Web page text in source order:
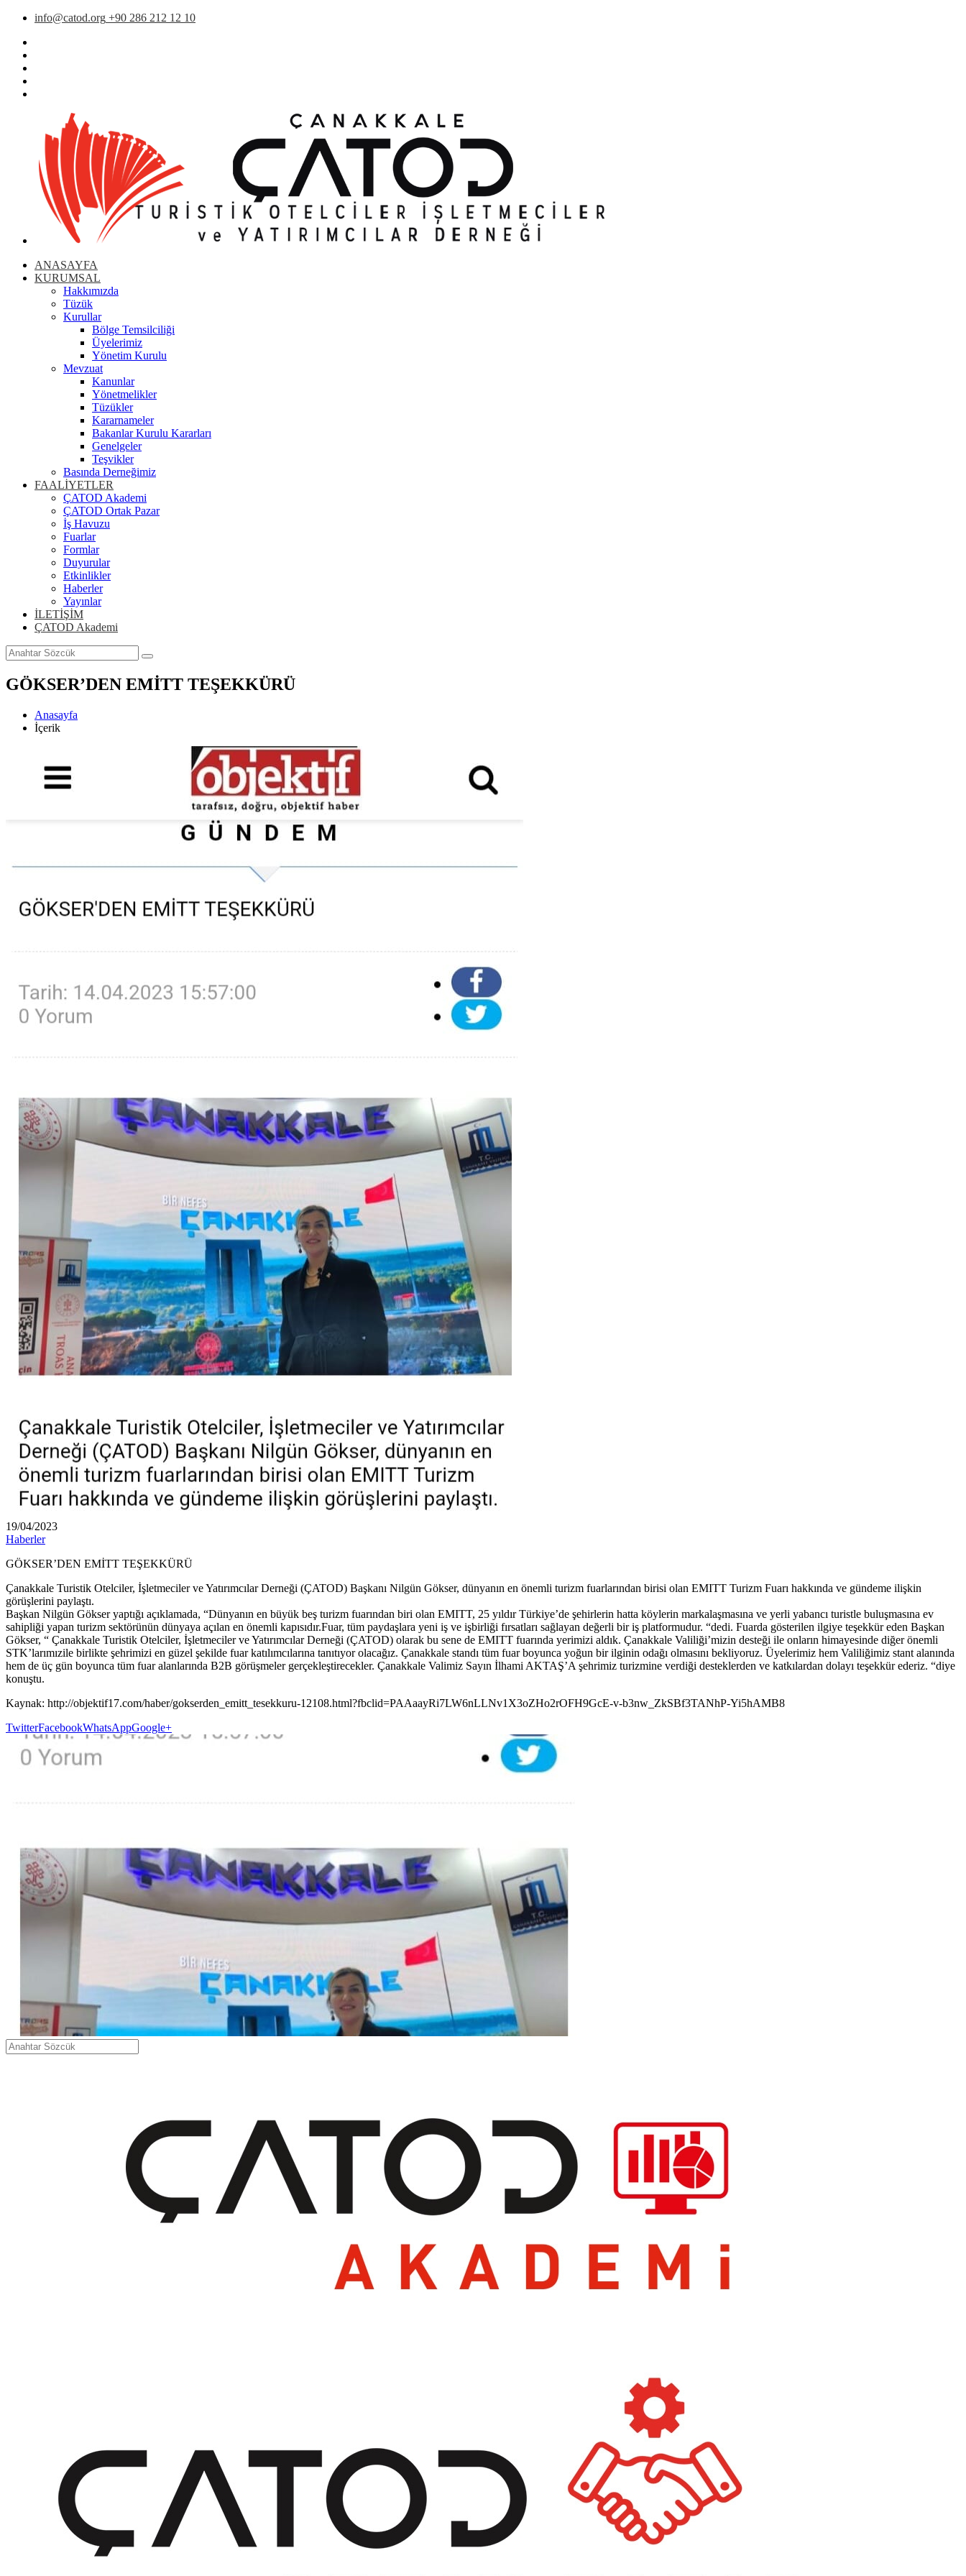
info@catod.org +90 286 212 12 10
ANASAYFA
KURUMSAL
Hakkımızda
Tüzük
Kurullar
Bölge Temsilciliği
Üyelerimiz
Yönetim Kurulu
Mevzuat
Kanunlar
Yönetmelikler
Tüzükler
Kararnameler
Bakanlar Kurulu Kararları
Genelgeler
Teşvikler
Basında Derneğimiz
FAALİYETLER
ÇATOD Akademi
ÇATOD Ortak Pazar
İş Havuzu
Fuarlar
Formlar
Duyurular
Etkinlikler
Haberler
Yayınlar
İLETİŞİM
ÇATOD Akademi
GÖKSER’DEN EMİTT TEŞEKKÜRÜ
Anasayfa
İçerik
19/04/2023
Haberler
GÖKSER’DEN EMİTT TEŞEKKÜRÜ
Çanakkale Turistik Otelciler, İşletmeciler ve Yatırımcılar Derneği (ÇATOD) Başkanı Nilgün Gökser, dünyanın en önemli turizm fuarlarından birisi olan EMITT Turizm Fuarı hakkında ve gündeme ilişkin
görüşlerini paylaştı.
Başkan Nilgün Gökser yaptığı açıklamada, “Dünyanın en büyük beş turizm fuarından biri olan EMITT, 25 yıldır Türkiye’de şehirlerin hatta köylerin markalaşmasına ve yerli yabancı turistle buluşmasına ev
sahipliği yapan turizm sektörünün dünyaya açılan en önemli kapısıdır.Fuar, tüm paydaşlara yeni iş ve işbirliği fırsatları sağlayan değerli bir iş platformudur. “dedi. Fuarda gösterilen ilgiye teşekkür eden Başkan
Gökser, “ Çanakkale Turistik Otelciler, İşletmeciler ve Yatırımcılar Derneği (ÇATOD) olarak bu sene de EMITT fuarında yerimizi aldık. Çanakkale Valiliği’mizin desteği ile onların himayesinde diğer önemli
STK’larımızile birlikte şehrimizi en güzel şekilde fuar katılımcılarına tanıtıyor olacağız. Çanakkale standı tüm fuar boyunca yoğun bir ilginin odağı olmasını bekliyoruz. Üyelerimiz hem Valiliğimiz stant alanında
hem de üç gün boyunca tüm fuar alanlarında B2B görüşmeler gerçekleştirecekler. Çanakkale Valimiz Sayın İlhami AKTAŞ’A şehrimiz turizmine verdiği desteklerden ve katkılardan dolayı teşekkür ederiz. “diye
konuştu.
Kaynak: http://objektif17.com/haber/gokserden_emitt_tesekkuru-12108.html?fbclid=PAAaayRi7LW6nLLNv1X3oZHo2rOFH9GcE-v-b3nw_ZkSBf3TANhP-Yi5hAMB8
TwitterFacebookWhatsAppGoogle+